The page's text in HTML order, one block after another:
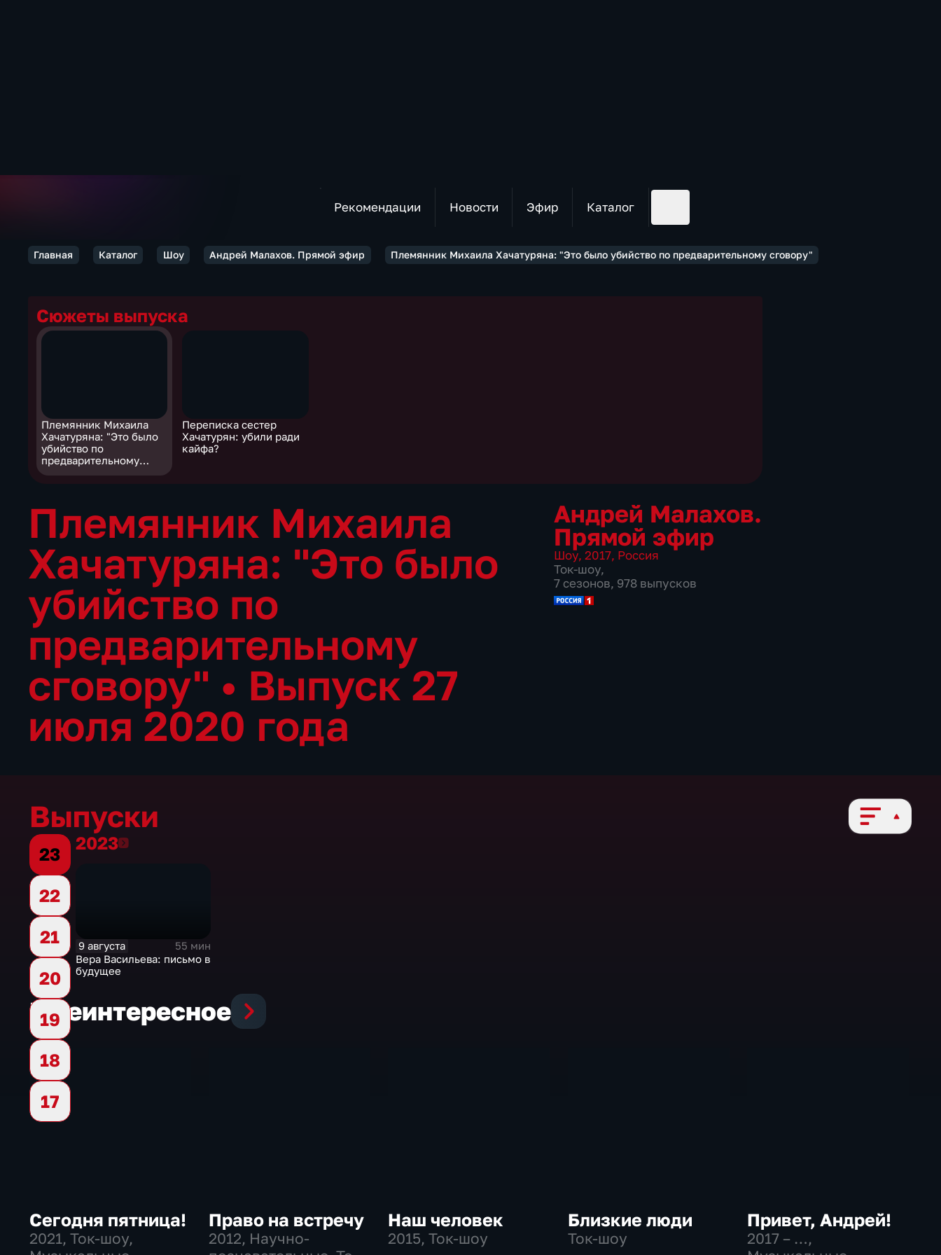
Рекомендации Новости Эфир Каталог
Главная Каталог Шоу Андрей Малахов. Прямой эфир Племянник Михаила Хачатуряна: "Это было убийство по предварительному сговору"
Сюжеты выпуска
Племянник Михаила
Хачатуряна: "Это было
убийство по
предварительному
сговору"
Переписка сестер
Хачатурян: убили ради
кайфа?
Племянник Михаила
Хачатуряна: "Это было
убийство по
предварительному
сговору" • Выпуск 27
июля 2020 года
Андрей Малахов.
Прямой эфир
Шоу, 2017, Россия
Ток-шоу,
7 сезонов, 978 выпусков
Выпуски
23
22
21
20
19
18
17
20232023
9 августа
55 мин
Вера Васильева: письмо в
будущее
Ещеинтересное
Сегодня пятница!
2021, Ток-шоу,
Право на встречу
2012, Научно-
Наш человек
2015, Ток-шоу
Близкие люди
Ток-шоу
Привет, Андрей!
2017 – …,